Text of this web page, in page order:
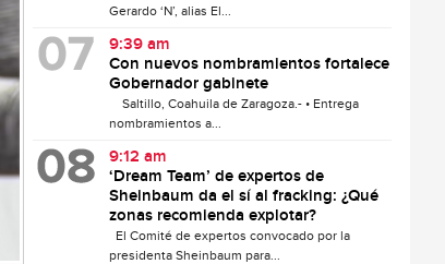
Gerardo ‘N’, alias El...
9:39 am
Con nuevos nombramientos fortalece
Gobernador gabinete
Saltillo, Coahuila de Zaragoza.- • Entrega
nombramientos a...
9:12 am
‘Dream Team’ de expertos de
Sheinbaum da el sí al fracking: ¿Qué
zonas recomienda explotar?
El Comité de expertos convocado por la
presidenta Sheinbaum para...